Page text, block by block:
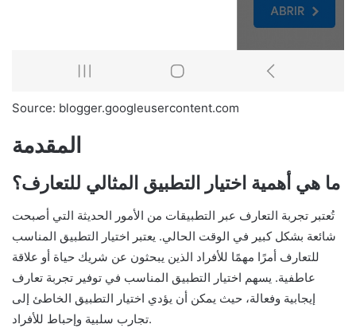
Source: blogger.googleusercontent.com
المقدمة
ما هي أهمية اختيار التطبيق المثالي للتعارف؟
تُعتبر تجربة التعارف عبر التطبيقات من الأمور الحديثة التي أصبحت
شائعة بشكل كبير في الوقت الحالي. يعتبر اختيار التطبيق المناسب
للتعارف أمرًا مهمًا للأفراد الذين يبحثون عن شريك حياة أو علاقة
عاطفية. يسهم اختيار التطبيق المناسب في توفير تجربة تعارف
إيجابية وفعالة، حيث يمكن أن يؤدي اختيار التطبيق الخاطئ إلى
تجارب سلبية وإحباط للأفراد.